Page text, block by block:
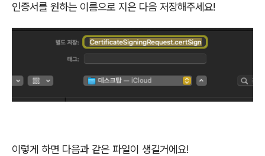
인증서를 원하는 이름으로 지은 다음 저장해주세요!
이렇게 하면 다음과 같은 파일이 생길거에요!